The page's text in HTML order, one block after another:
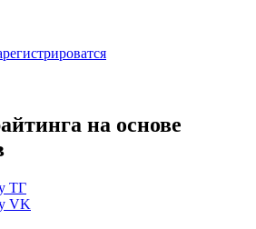
на основе
ТГ
VK